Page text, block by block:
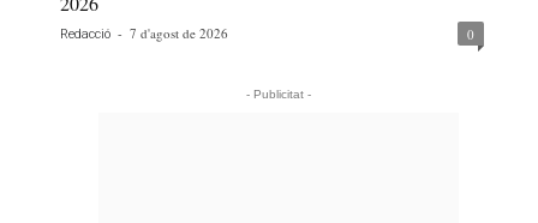
Redacció - 7 d'agost de 2026 0
- Publicitat -